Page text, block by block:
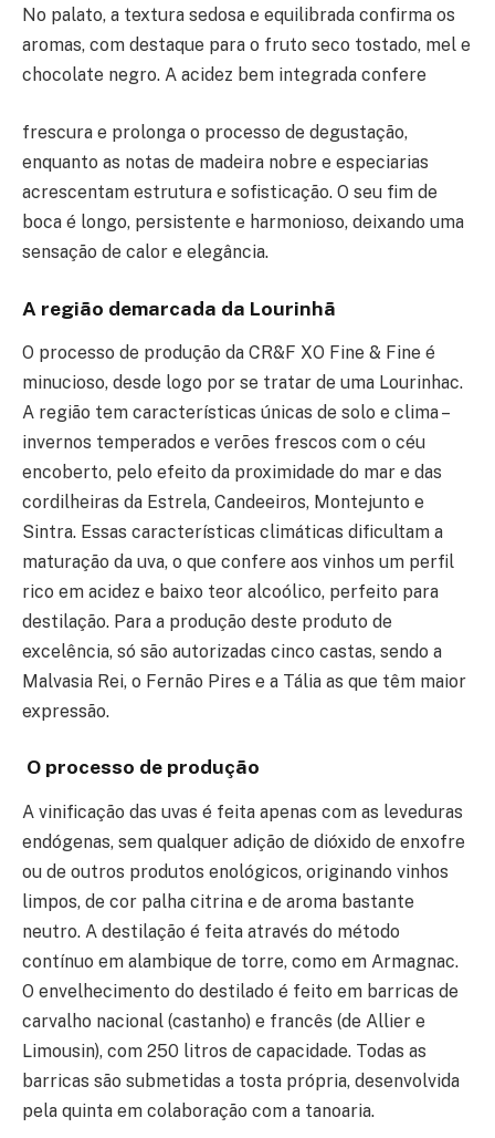
No palato, a textura sedosa e equilibrada confirma os
aromas, com destaque para o fruto seco tostado, mel e
chocolate negro. A acidez bem integrada confere
frescura e prolonga o processo de degustação,
enquanto as notas de madeira nobre e especiarias
acrescentam estrutura e sofisticação. O seu fim de
boca é longo, persistente e harmonioso, deixando uma
sensação de calor e elegância.
A região demarcada da Lourinhã
O processo de produção da CR&F XO Fine & Fine é
minucioso, desde logo por se tratar de uma Lourinhac.
A região tem características únicas de solo e clima –
invernos temperados e verões frescos com o céu
encoberto, pelo efeito da proximidade do mar e das
cordilheiras da Estrela, Candeeiros, Montejunto e
Sintra. Essas características climáticas dificultam a
maturação da uva, o que confere aos vinhos um perfil
rico em acidez e baixo teor alcoólico, perfeito para
destilação. Para a produção deste produto de
excelência, só são autorizadas cinco castas, sendo a
Malvasia Rei, o Fernão Pires e a Tália as que têm maior
expressão.
O processo de produção
A vinificação das uvas é feita apenas com as leveduras
endógenas, sem qualquer adição de dióxido de enxofre
ou de outros produtos enológicos, originando vinhos
limpos, de cor palha citrina e de aroma bastante
neutro. A destilação é feita através do método
contínuo em alambique de torre, como em Armagnac.
O envelhecimento do destilado é feito em barricas de
carvalho nacional (castanho) e francês (de Allier e
Limousin), com 250 litros de capacidade. Todas as
barricas são submetidas a tosta própria, desenvolvida
pela quinta em colaboração com a tanoaria.